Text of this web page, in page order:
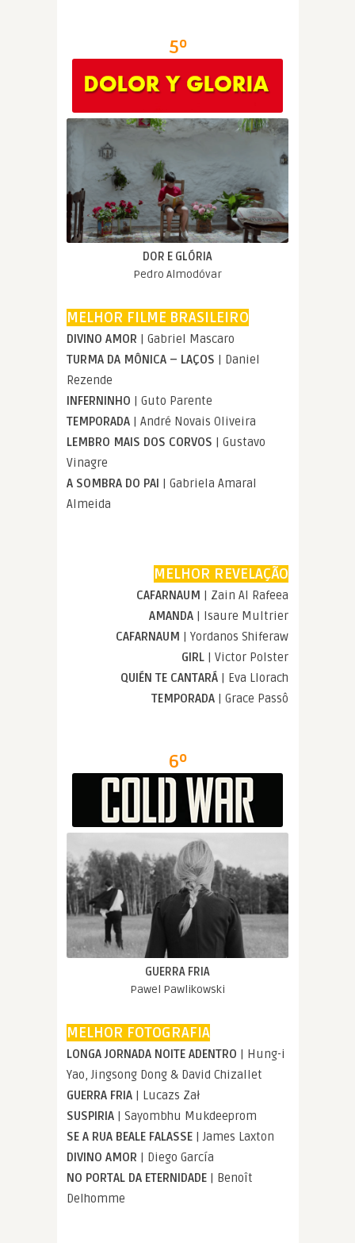
5º
DOR E GLÓRIA
Pedro Almodóvar
MELHOR FILME BRASILEIRO
DIVINO AMOR | Gabriel Mascaro
TURMA DA MÔNICA – LAÇOS | Daniel
Rezende
INFERNINHO | Guto Parente
TEMPORADA | André Novais Oliveira
LEMBRO MAIS DOS CORVOS | Gustavo
Vinagre
A SOMBRA DO PAI | Gabriela Amaral
Almeida
MELHOR REVELAÇÃO
CAFARNAUM | Zain Al Rafeea
AMANDA | Isaure Multrier
CAFARNAUM | Yordanos Shiferaw
GIRL | Victor Polster
QUIÉN TE CANTARÁ | Eva Llorach
TEMPORADA | Grace Passô
6º
GUERRA FRIA
Pawel Pawlikowski
MELHOR FOTOGRAFIA
LONGA JORNADA NOITE ADENTRO | Hung-i
Yao, Jingsong Dong & David Chizallet
GUERRA FRIA | Lucazs Zał
SUSPIRIA | Sayombhu Mukdeeprom
SE A RUA BEALE FALASSE | James Laxton
DIVINO AMOR | Diego García
NO PORTAL DA ETERNIDADE | Benoît
Delhomme